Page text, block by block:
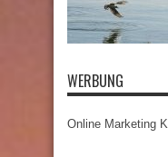
WERBUNG
Online Marketing